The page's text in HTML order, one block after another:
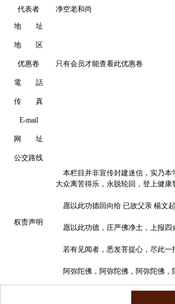
代表者
净空老和尚
地 址
地 区
优惠卷 只有会员才能查看此优惠卷
電 話
传 真
E-mail
网 址
公交路线
权责声明
本栏目并非宣传封建迷信，实乃本
大众离苦得乐，永脱轮回，登上健康
愿以此功德回向给 已故父亲 楊文
愿以此功德，庄严佛净土，上报四
若有见闻者，悉发菩提心，尽此一
阿弥陀佛，阿弥陀佛，阿弥陀佛，